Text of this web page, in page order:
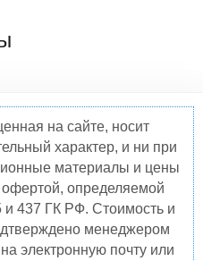
на сайте, носит
характер, и ни при
материалы и цены
определяемой
437 ГК РФ. Стоимость и
менеджером
электронную почту или